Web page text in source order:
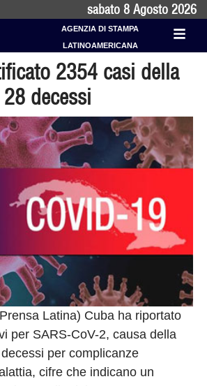
sabato 8 Agosto 2026
AGENZIA DI STAMPA
LATINOAMERICANA
2354 casi della
decessi
Latina) Cuba ha riportato
per SARS-CoV-2, causa della
per complicanze
cifre che indicano un